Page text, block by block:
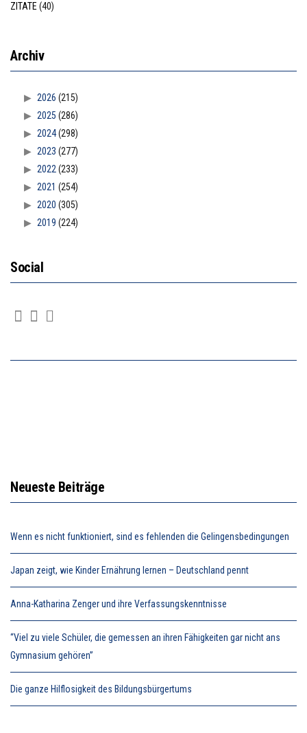
ZITATE(40)
Archiv
2026 (215)
2025 (286)
2024(298)
2023 (277)
2022(233)
2021 (254)
2020 (305)
2019 (224)
Social
Neueste Beiträge
Wenn es nicht funktioniert, sind es fehlenden die Gelingensbedingungen
Japan zeigt, wie Kinder Ernährung lernen – Deutschland pennt
Anna-Katharina Zenger und ihre Verfassungskenntnisse
“Viel zu viele Schüler, die gemessen an ihren Fähigkeiten gar nicht ans
Gymnasium gehören”
Die ganze Hilflosigkeit des Bildungsbürgertums